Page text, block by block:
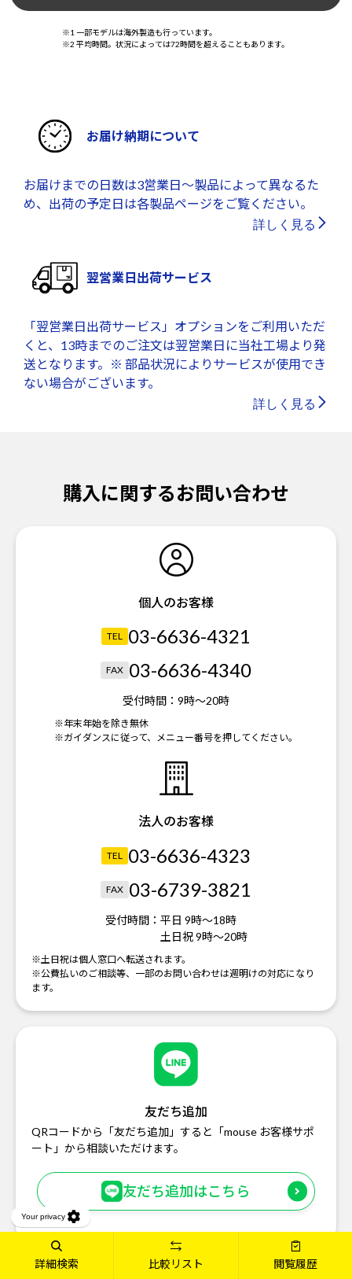
詳細検索 比較リスト 閲覧履歴
※1 一部モデルは海外製造も行っています。
※2 平均時間。状況によっては72時間を超えることもあります。
お届け納期について
お届けまでの日数は3営業日～製品によって異なるた
め、出荷の予定日は各製品ページをご覧ください。
詳しく見る
翌営業日出荷サービス
「翌営業日出荷サービス」オプションをご利用いただ
くと、13時までのご注文は翌営業日に当社工場より発
送となります。※ 部品状況によりサービスが使用でき
ない場合がございます。
詳しく見る
購入に関するお問い合わせ
個人のお客様
TEL 03-6636-4321
FAX 03-6636-4340
受付時間： 9時～20時
※年末年始を除き無休
※ガイダンスに従って、メニュー番号を押してください。
法人のお客様
TEL 03-6636-4323
FAX 03-6739-3821
受付時間： 平日 9時～18時
土日祝 9時～20時
※土日祝は個人窓口へ転送されます。
※公費払いのご相談等、一部のお問い合わせは週明けの対応になり
ます。
友だち追加
QRコードから「友だち追加」すると「mouse お客様サポ
ート」から相談いただけます。
友だち追加はこちら